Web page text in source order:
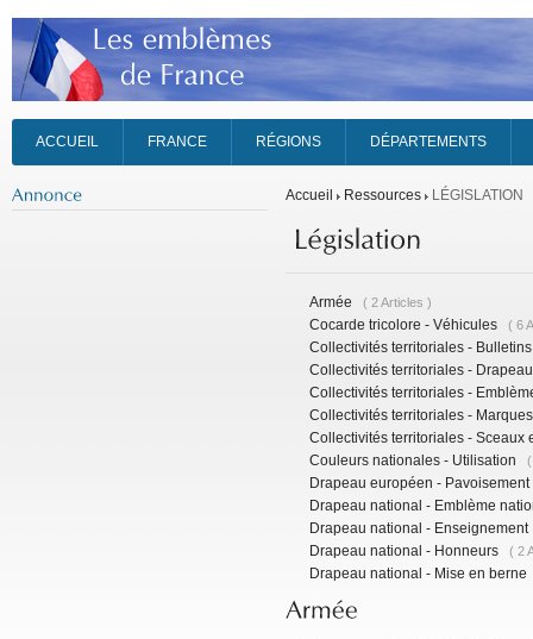
ACCUEIL FRANCE RÉGIONS DÉPARTEMENTS
Accueil Ressources LÉGISLATION
Armée ( 2 Articles )
Cocarde tricolore - Véhicules ( 6
Collectivités territoriales -
Collectivités territoriales -
Collectivités territoriales -
Collectivités territoriales - Marques
Collectivités territoriales - Sceaux
Couleurs nationales - Utilisation
Drapeau européen - Pavoisement
Drapeau national - Emblème
Drapeau national - Enseignement
Drapeau national - Honneurs
( 2
Drapeau national - Mise en berne